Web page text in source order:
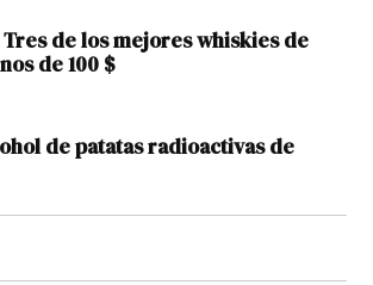
de los mejores whiskies de
de 100 $
de patatas radioactivas de